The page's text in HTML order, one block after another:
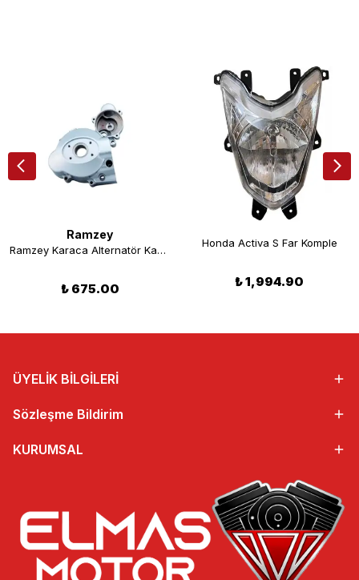
Ramzey
Ramzey Karaca Alternatör Kapağı
₺ 675.00
Honda Activa S Far Komple
₺ 1,994.90
ÜYELİK BİLGİLERİ
Sözleşme Bildirim
KURUMSAL